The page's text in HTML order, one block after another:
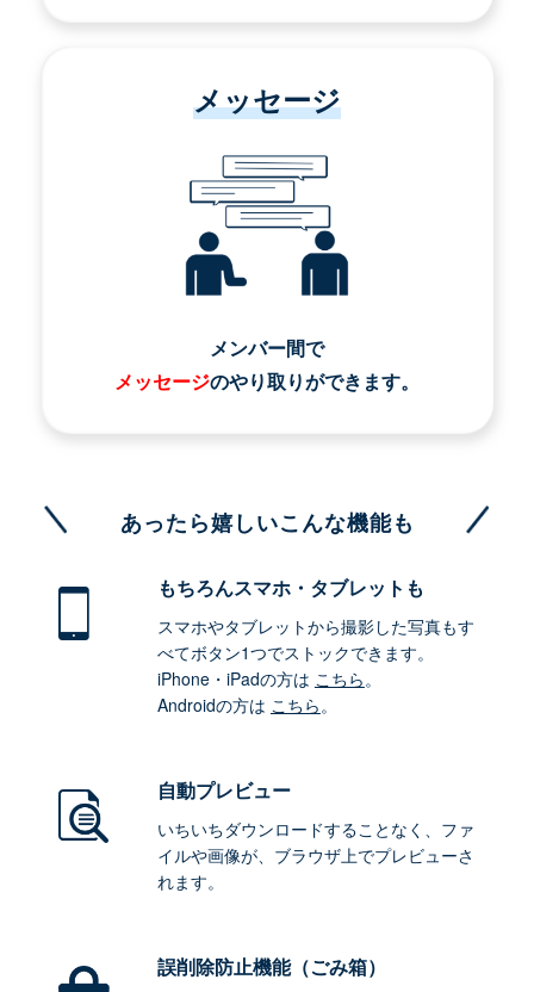
メッセージ
メンバー間で
メッセージのやり取りができます。
あったら嬉しいこんな機能も
もちろんスマホ・タブレットも
スマホやタブレットから撮影した写真もす
べてボタン1つでストックできます。
iPhone・iPadの方は こちら。
Androidの方は こちら。
自動プレビュー
いちいちダウンロードすることなく、ファ
イルや画像が、ブラウザ上でプレビューさ
れます。
誤削除防止機能（ごみ箱）